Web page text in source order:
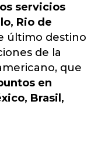
servicios
Rio de
último destino
de la
que
en
Brasil,